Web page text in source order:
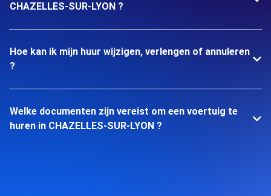
CHAZELLES-SUR-LYON ?
Hoe kan ik mijn huur wijzigen, verlengen of annuleren
?
Welke documenten zijn vereist om een voertuig te
huren in CHAZELLES-SUR-LYON ?